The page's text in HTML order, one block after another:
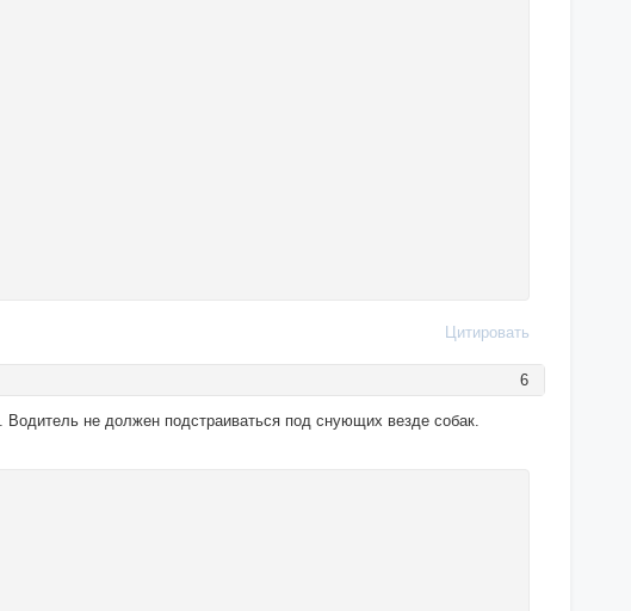
Цитировать
6
не должен подстраиваться под снующих везде собак.